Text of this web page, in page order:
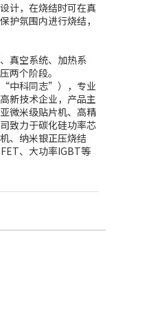
计，在烧结时可在真
护氛围内进行烧结，
真空系统、加热系
两个阶段。
“中科同志”），专业
新技术企业，产品主
微米级贴片机、高精
致力于碳化硅功率芯
、纳米银正压烧结
、大功率IGBT等